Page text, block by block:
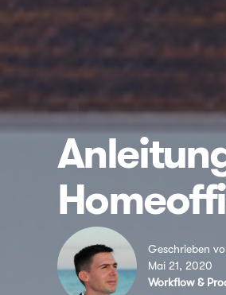
Geschrieben
Mai 21, 2020
Workflow &